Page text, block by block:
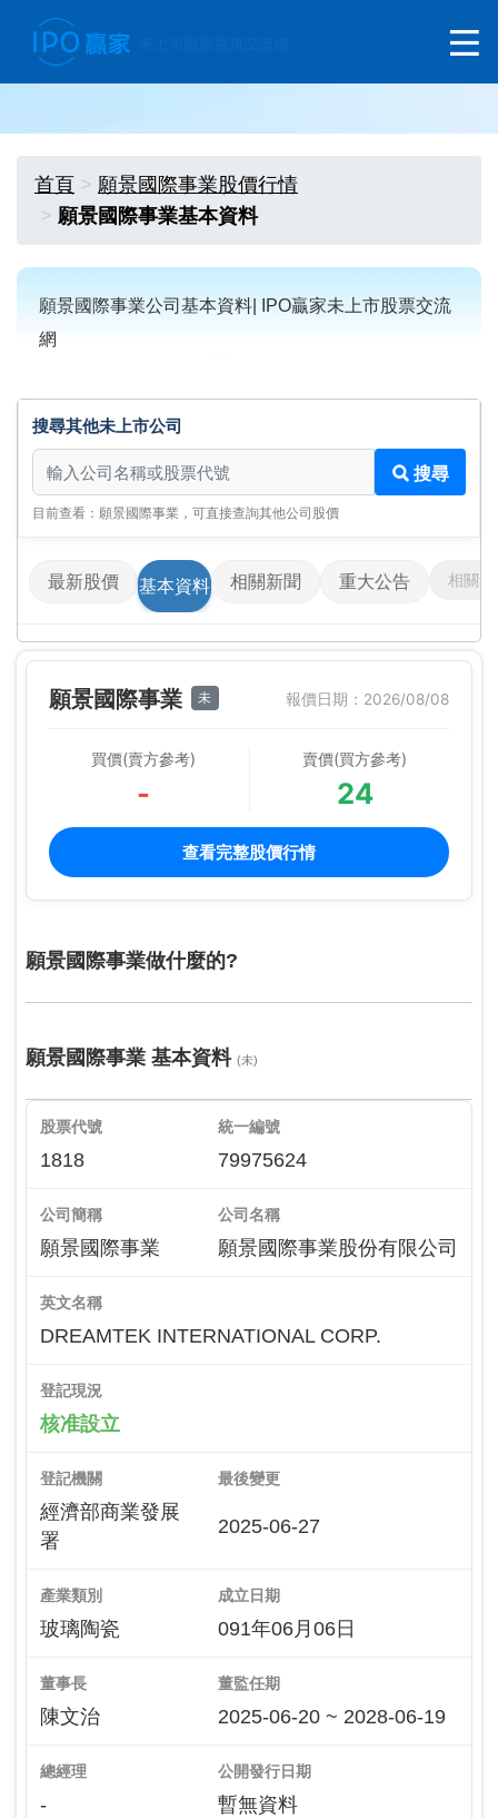
首頁
願景國際事業股價行情
願景國際事業基本資料
願景國際事業公司基本資料| IPO贏家未上市股票交流
網
搜尋其他未上市公司
搜尋其他未上市公司
搜尋
目前查看：願景國際事業，可直接查詢其他公司股價
最新股價 基本資料 相關新聞 重大公告 相關影
願景國際事業 未 報價日期：2026/08/08
買價(賣方參考)
-
賣價(買方參考)
24
查看完整股價行情
願景國際事業做什麼的?
願景國際事業 基本資料 (未)
股票代號
1818
統一編號
79975624
公司簡稱
願景國際事業
公司名稱
願景國際事業股份有限公司
英文名稱
DREAMTEK INTERNATIONAL CORP.
登記現況
核准設立
登記機關
經濟部商業發展
署
最後變更
2025-06-27
產業類別
玻璃陶瓷
成立日期
091年06月06日
董事長
陳文治
董監任期
2025-06-20 ~ 2028-06-19
總經理
-
公開發行日期
暫無資料